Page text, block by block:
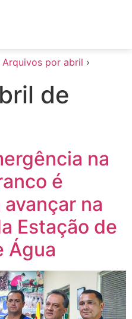
Arquivos por abril ›
de
na
é
na
Estação de
Água